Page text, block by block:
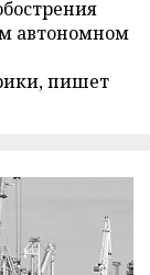
автономном
пишет